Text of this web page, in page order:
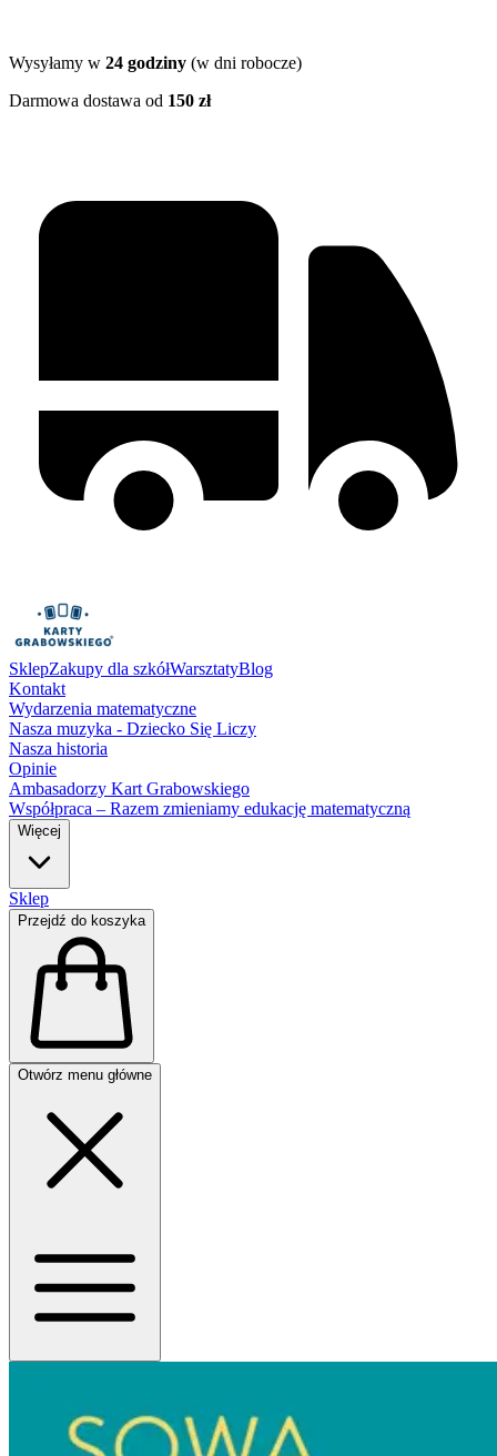
Wysyłamy w 24 godziny (w dni robocze)
Darmowa dostawa od 150 zł
SklepZakupy dla szkółWarsztatyBlog
Kontakt
Wydarzenia matematyczne
Nasza muzyka - Dziecko Się Liczy
Nasza historia
Opinie
Ambasadorzy Kart Grabowskiego
Współpraca – Razem zmieniamy edukację matematyczną
Więcej
Sklep
Przejdź do koszyka
Otwórz menu główne